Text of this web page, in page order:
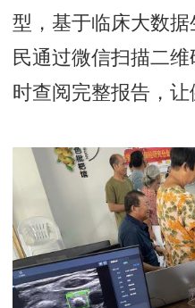
型，基于临床大数
民通过微信扫描二
时查阅完整报告，让